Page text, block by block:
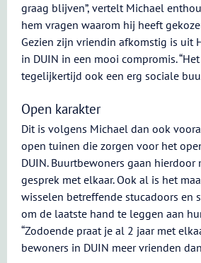
graag blijven”, vertelt Michael
hem vragen waarom hij heeft
Gezien zijn vriendin afkomstig is uit
in DUIN in een mooi compromis.
tegelijkertijd ook een erg sociale
Open karakter
Dit is volgens Michael dan ook
open tuinen die zorgen voor het
DUIN. Buurtbewoners gaan hierdoor
gesprek met elkaar. Ook al is het
wisselen betreffende stucadoors en
om de laatste hand te leggen aan
“Zodoende praat je al 2 jaar met
bewoners in DUIN meer vrienden